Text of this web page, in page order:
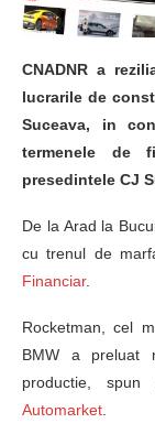
CNADNR a
lucrarile de
Suceava, in
termenele de
presedintele CJ
De la Arad la
cu trenul de
Financiar.
Rocketman, cel
BMW a preluat
productie,
Automarket